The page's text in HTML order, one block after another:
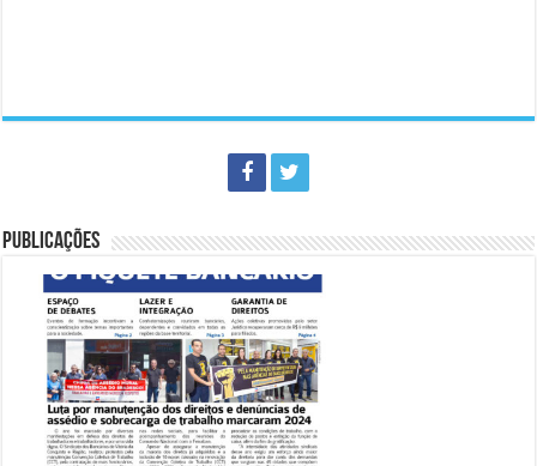
PUBLICAÇÕES